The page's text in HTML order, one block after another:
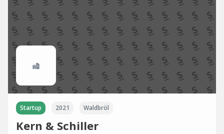
Startup 2021 Waldbröl
Kern & Schiller